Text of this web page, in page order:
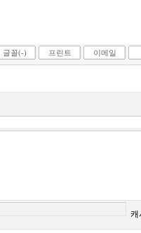
글꼴(-) 프린트 이메일
캐